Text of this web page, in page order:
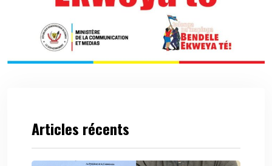
Articles récents